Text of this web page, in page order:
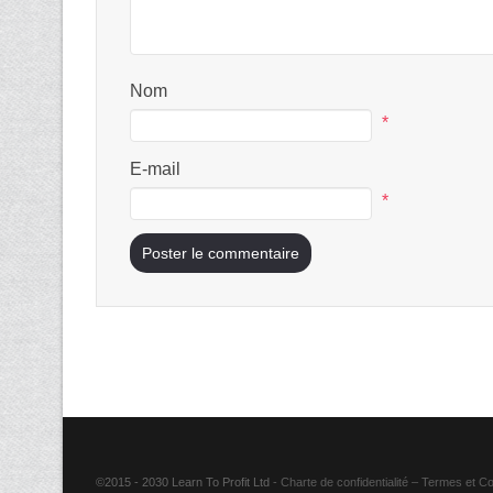
Nom
*
E-mail
*
©2015 - 2030 Learn To Profit Ltd - Charte de confidentialité – Termes et